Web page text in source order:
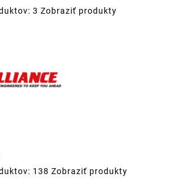
3 Zobraziť produkty
138 Zobraziť produkty